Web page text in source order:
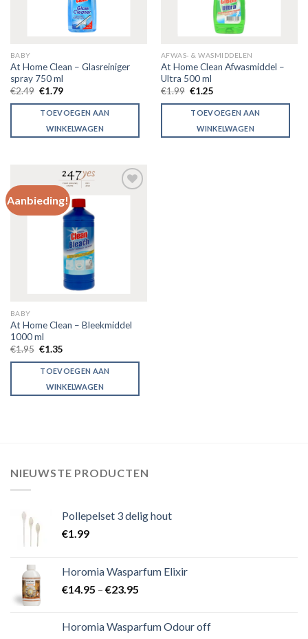
BABY
At Home Clean – Glasreiniger
spray 750 ml
€2.49 €1.79
TOEVOEGEN AAN
WINKELWAGEN
AFWAS- & WASMIDDELEN
At Home Clean Afwasmiddel –
Ultra 500 ml
€1.99 €1.25
TOEVOEGEN AAN
WINKELWAGEN
Aanbieding!
BABY
At Home Clean – Bleekmiddel
1000 ml
€1.95 €1.35
TOEVOEGEN AAN
WINKELWAGEN
NIEUWSTE PRODUCTEN
Pollepelset 3 delig hout
€1.99
Horomia Wasparfum Elixir
€14.95 – €23.95
Horomia Wasparfum Odour off